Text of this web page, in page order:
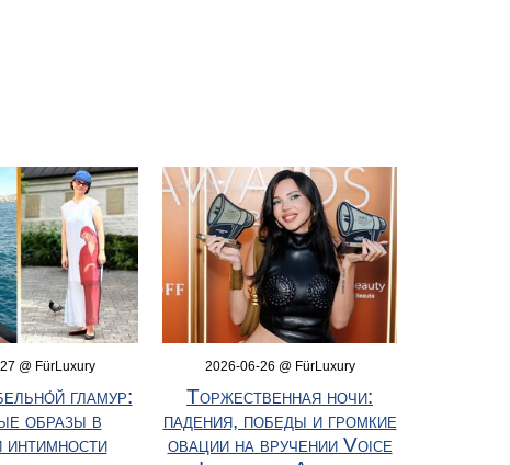
@ FürLuxury
гламур:
образы в
интимности
2026-06-26 @ FürLuxury
Торжественная ночи:
падения, победы и громкие
овации на вручении Voice